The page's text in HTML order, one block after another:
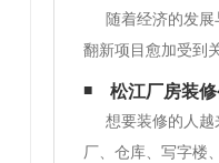
一般多久？
随着经济的发
翻新项目愈加受到
提供参考和指导
松江厂房装修
想要装修的人
厂、仓库、写字楼